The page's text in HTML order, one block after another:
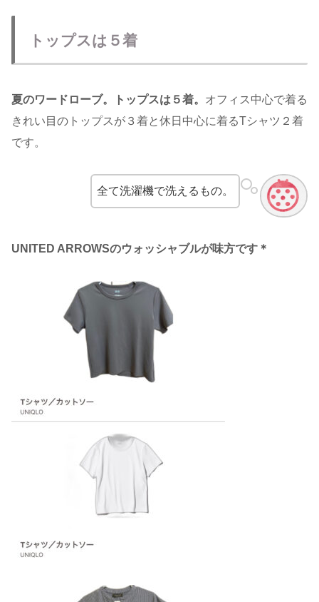
トップスは５着
夏のワードローブ。トップスは５着。 オフィス中心で着る
きれい目のトップスが３着と休日中心に着るTシャツ２着
です。
全て洗濯機で洗えるもの。
UNITED ARROWSのウォッシャブルが味方です＊